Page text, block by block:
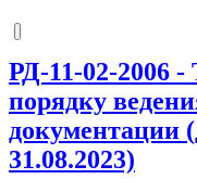
РД-11-02-2006 -
порядку
документации
31.08.2023)